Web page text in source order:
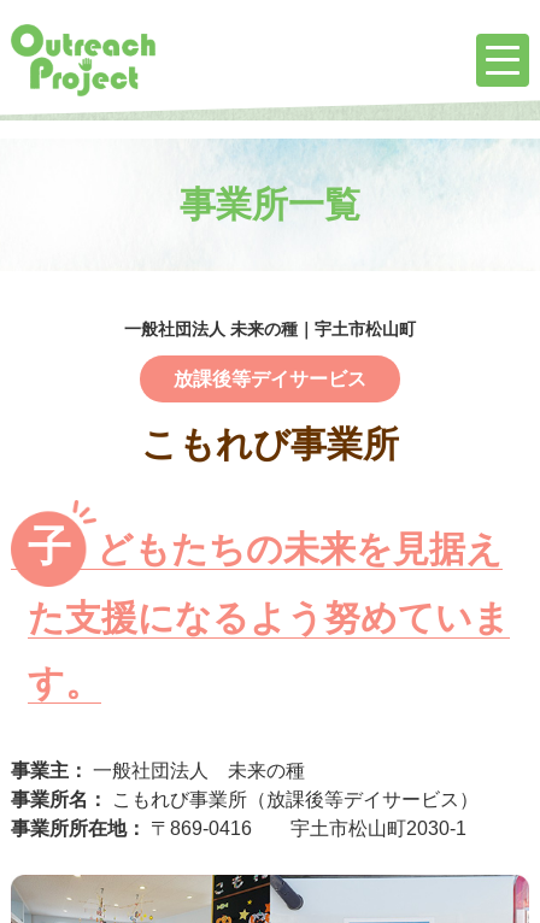
事業所一覧
一般社団法人 未来の種｜宇土市松山町
放課後等デイサービス
こもれび事業所
子
どもたちの未来を見据え
た支援になるよう努めていま
す。
事業主： 一般社団法人 未来の種
事業所名：
こもれび事業所（放課後等デイサービス）
事業所所在地：
〒869-0416 宇土市松山町2030-1